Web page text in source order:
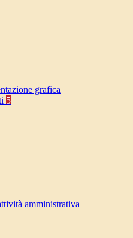
grafica
5
amministrativa